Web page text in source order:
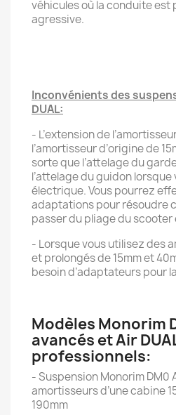
véhicules où la conduite est
agressive.
Inconvénients des
DUAL:
- L’extension de
l’amortisseur d’origine de
sorte que l’attelage du
l’attelage du guidon
électrique. Vous pourrez
adaptations pour résoudre
passer du pliage du
- Lorsque vous utilisez des
et prolongés de 15mm et
besoin d’adaptateurs pour
Modèles Monorim
avancés et Air
professionnels:
- Suspension Monorim
amortisseurs d’une cabine
190mm